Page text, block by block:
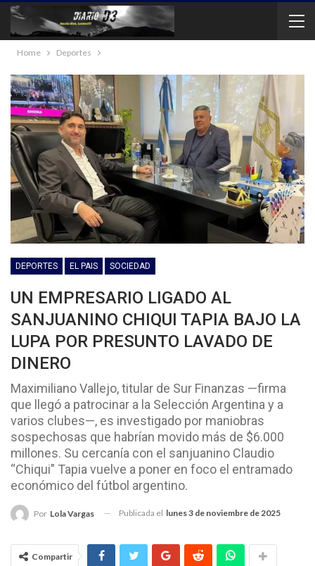
Home Deportes
DEPORTES EL PAIS SOCIEDAD
UN EMPRESARIO LIGADO AL
SANJUANINO CHIQUI TAPIA BAJO LA
LUPA POR PRESUNTO LAVADO DE
DINERO
Maximiliano Vallejo, titular de Sur Finanzas —firma
que llegó a patrocinar a la Selección Argentina y a
varios clubes—, es investigado por maniobras
sospechosas que habrían movido más de $6.000
millones. Su cercanía con el sanjuanino Claudio
“Chiqui” Tapia vuelve a poner en foco el entramado
económico del fútbol argentino.
Por Lola Vargas Publicada el lunes 3 de noviembre de 2025
Compartir